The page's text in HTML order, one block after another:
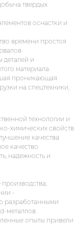
твердых
оснастки и
времени простоя
деталей и
материала.
проникающая
на спецтехники,
технологии и
химических свойств
качества
качество
надежность и
-
разработанными
металлов.
опыты привели